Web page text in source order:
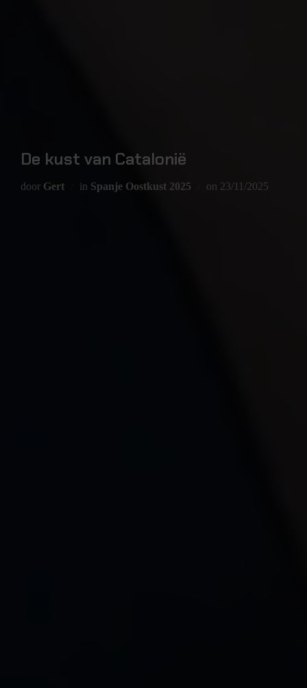
De kust van Catalonië
door Gert in Spanje Oostkust 2025 on 23/11/2025